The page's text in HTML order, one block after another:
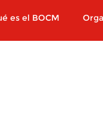
es el BOCM